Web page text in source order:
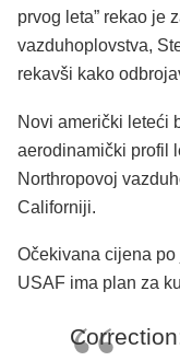
prvog leta” rekao je
vazduhoplovstva,
rekavši kako
Novi američki leteći
aerodinamički profil
Northropovoj
Californiji.
Očekivana cijena
USAF ima plan za